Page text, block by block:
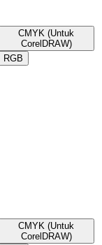
CMYK (Untuk
CorelDRAW)
RGB
CMYK (Untuk
CorelDRAW)